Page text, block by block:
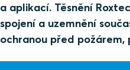
a aplikací. Těsnění
spojení a uzemnění
ochranou před požárem,